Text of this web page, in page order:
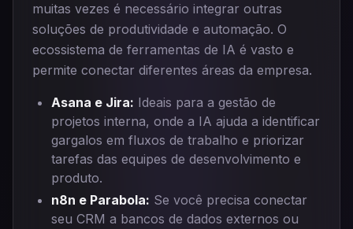
muitas vezes é necessário integrar outras
soluções de produtividade e automação. O
ecossistema de ferramentas de IA é vasto e
permite conectar diferentes áreas da empresa.
Asana e Jira: Ideais para a gestão de
projetos interna, onde a IA ajuda a identificar
gargalos em fluxos de trabalho e priorizar
tarefas das equipes de desenvolvimento e
produto.
n8n e Parabola: Se você precisa conectar
seu CRM a bancos de dados externos ou